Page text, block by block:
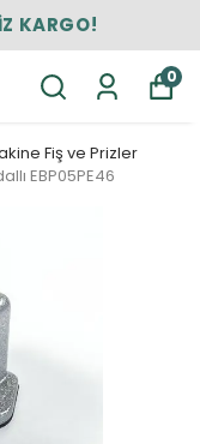
KARGO!
0
Fiş ve Prizler
EBP05PE46